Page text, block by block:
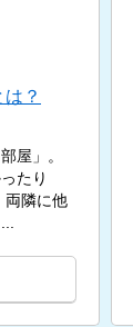
？
屋」。
たり